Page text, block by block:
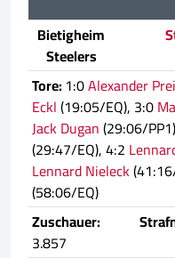
Bietigheim
Steelers
Tore:1:0Alexander
Eckl(19:05/EQ), 3:0
Jack Dugan(29:06/
(29:47/EQ), 4:2
Lennard Nieleck
(58:06/EQ)
Zuschauer:
3.857